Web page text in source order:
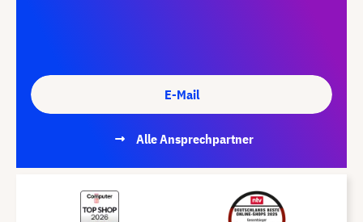
E-Mail
Alle Ansprechpartner